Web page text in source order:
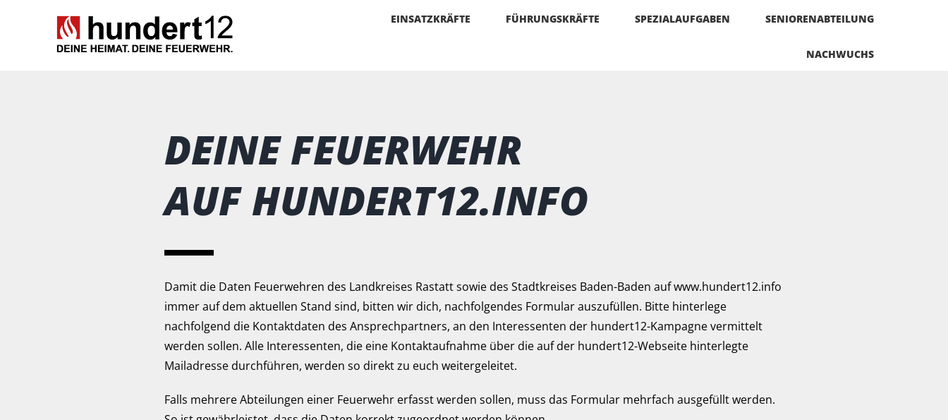
EINSATZKRÄFTE FÜHRUNGSKRÄFTE SPEZIALAUFGABEN SENIORENABTEILUNG
NACHWUCHS
DEINE FEUERWEHR
AUF HUNDERT12.INFO
Damit die Daten Feuerwehren des Landkreises Rastatt sowie des Stadtkreises Baden-Baden auf www.hundert12.info
immer auf dem aktuellen Stand sind, bitten wir dich, nachfolgendes Formular auszufüllen. Bitte hinterlege
nachfolgend die Kontaktdaten des Ansprechpartners, an den Interessenten der hundert12-Kampagne vermittelt
werden sollen. Alle Interessenten, die eine Kontaktaufnahme über die auf der hundert12-Webseite hinterlegte
Mailadresse durchführen, werden so direkt zu euch weitergeleitet.
Falls mehrere Abteilungen einer Feuerwehr erfasst werden sollen, muss das Formular mehrfach ausgefüllt werden.